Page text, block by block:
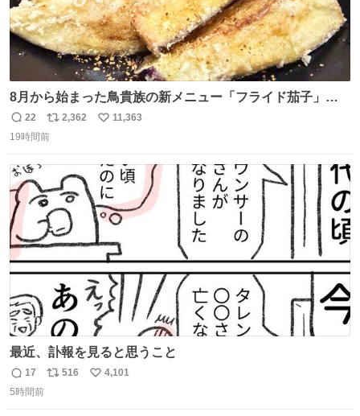
8月から始まった鳥貴族の新メニュー「フライド茄子」が
うますぎでした 信じて……
返
信
22
リ
ポ
数
2,362
い
数
11,363
19時間前
最近、訃報を見ると思うこと
返
信
17
リ
516
い
4,101
5時間前